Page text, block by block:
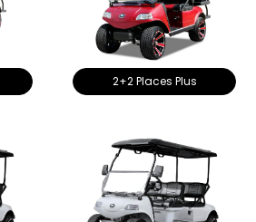
2+2 Places Plus